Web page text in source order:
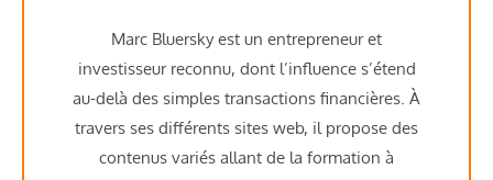
Marc Bluersky est un entrepreneur et
investisseur reconnu, dont l’influence s’étend
au-delà des simples transactions financières. À
travers ses différents sites web, il propose des
contenus variés allant de la formation à